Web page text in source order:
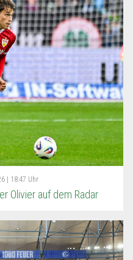
| 18:47 Uhr
Olivier auf dem Radar